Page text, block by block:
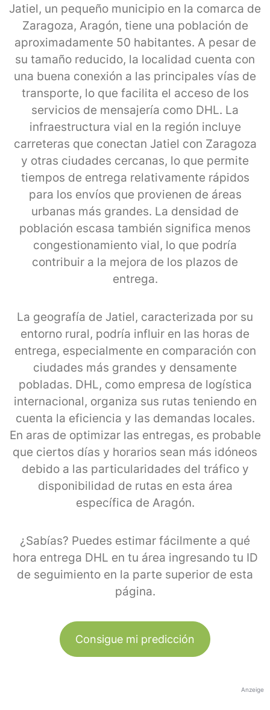
Jatiel, un pequeño municipio en la comarca de
Zaragoza, Aragón, tiene una población de
aproximadamente 50 habitantes. A pesar de
su tamaño reducido, la localidad cuenta con
una buena conexión a las principales vías de
transporte, lo que facilita el acceso de los
servicios de mensajería como DHL. La
infraestructura vial en la región incluye
carreteras que conectan Jatiel con Zaragoza
y otras ciudades cercanas, lo que permite
tiempos de entrega relativamente rápidos
para los envíos que provienen de áreas
urbanas más grandes. La densidad de
población escasa también significa menos
congestionamiento vial, lo que podría
contribuir a la mejora de los plazos de
entrega.
La geografía de Jatiel, caracterizada por su
entorno rural, podría influir en las horas de
entrega, especialmente en comparación con
ciudades más grandes y densamente
pobladas. DHL, como empresa de logística
internacional, organiza sus rutas teniendo en
cuenta la eficiencia y las demandas locales.
En aras de optimizar las entregas, es probable
que ciertos días y horarios sean más idóneos
debido a las particularidades del tráfico y
disponibilidad de rutas en esta área
específica de Aragón.
¿Sabías? Puedes estimar fácilmente a qué
hora entrega DHL en tu área ingresando tu ID
de seguimiento en la parte superior de esta
página.
Consigue mi predicción
Anzeige